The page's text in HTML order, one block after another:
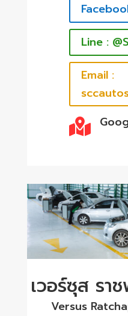
Line :
Email :

เวอร์ซุส ร
Versus